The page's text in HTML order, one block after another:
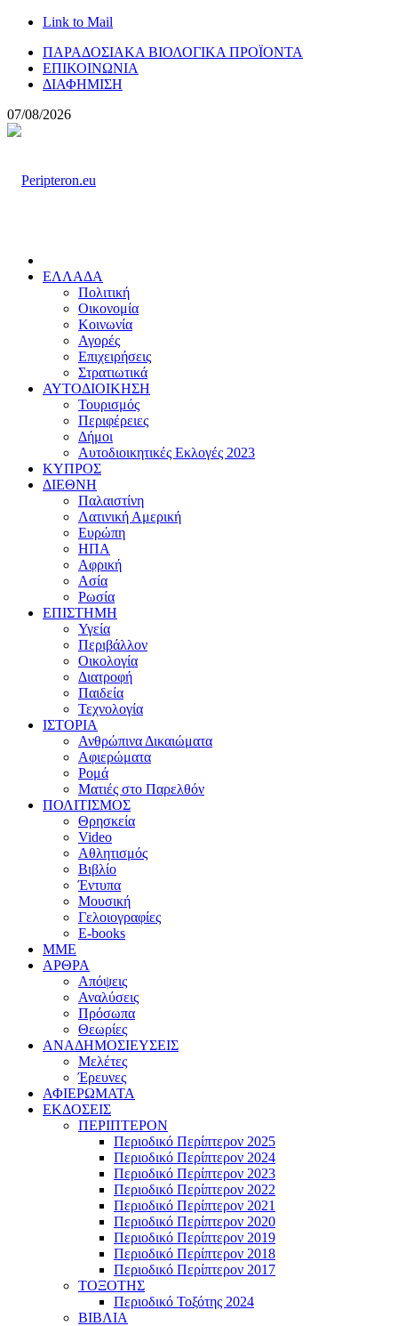
Link to Mail
ΠΑΡΑΔΟΣΙΑΚΑ ΒΙΟΛΟΓΙΚΑ ΠΡΟΪΟΝΤΑ
ΕΠΙΚΟΙΝΩΝΙΑ
ΔΙΑΦΗΜΙΣΗ
07/08/2026
ΕΛΛΑΔΑ
Πολιτική
Οικονομία
Κοινωνία
Αγορές
Επιχειρήσεις
Στρατιωτικά
ΑΥΤΟΔΙΟΙΚΗΣΗ
Τουρισμός
Περιφέρειες
Δήμοι
Αυτοδιοικητικές Εκλογές 2023
ΚΥΠΡΟΣ
ΔΙΕΘΝΗ
Παλαιστίνη
Λατινική Αμερική
Ευρώπη
ΗΠΑ
Αφρική
Ασία
Ρωσία
ΕΠΙΣΤΗΜΗ
Υγεία
Περιβάλλον
Οικολογία
Διατροφή
Παιδεία
Τεχνολογία
ΙΣΤΟΡΙΑ
Ανθρώπινα Δικαιώματα
Αφιερώματα
Ρομά
Ματιές στο Παρελθόν
ΠΟΛΙΤΙΣΜΟΣ
Θρησκεία
Video
Αθλητισμός
Βιβλίο
Έντυπα
Μουσική
Γελοιογραφίες
E-books
MME
ΑΡΘΡΑ
Απόψεις
Αναλύσεις
Πρόσωπα
Θεωρίες
ΑΝΑΔΗΜΟΣΙΕΥΣΕΙΣ
Μελέτες
Έρευνες
ΑΦΙΕΡΩΜΑΤΑ
ΕΚΔΟΣΕΙΣ
ΠΕΡΙΠΤΕΡΟΝ
Περιοδικό Περίπτερον 2025
Περιοδικό Περίπτερον 2024
Περιοδικό Περίπτερον 2023
Περιοδικό Περίπτερον 2022
Περιοδικό Περίπτερον 2021
Περιοδικό Περίπτερον 2020
Περιοδικό Περίπτερον 2019
Περιοδικό Περίπτερον 2018
Περιοδικό Περίπτερον 2017
ΤΟΞΟΤΗΣ
Περιοδικό Τοξότης 2024
ΒΙΒΛΙΑ